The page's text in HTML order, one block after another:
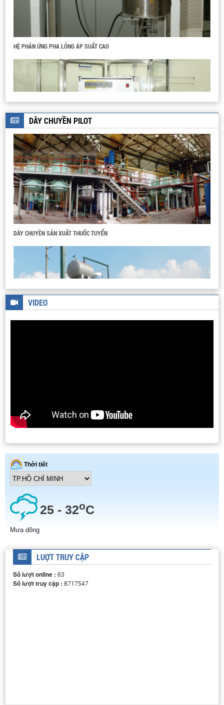
HỆ PHẢN ỨNG PHA LỎNG ÁP SUẤT CAO
HỆ THIẾT BỊ PHẢN ỨNG BAP HA
THIẾT BỊ ĐẲNG NHIỆT HẤP PHỤ - GIẢI HẤP PHỤ N2
DÂY CHUYỀN PILOT
DÂY CHUYỀN SẢN XUẤT BIODIESEL
HỆ THỐNG PILOT CHIẾT TÁCH
DÂY CHUYỀN SẢN XUẤT THUỐC TUYỂN
DÂY CHUYỀN SẢN XUẤT THUỐC TUYỂN
VIDEO
LUỢT TRUY CẬP
Số lượt online : 63
Số lượt truy cập : 8717547